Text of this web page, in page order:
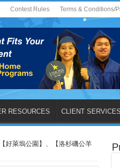
Contest Rules Terms & Conditions/
RESOURCES CLIENT SERVICES
好萊塢公園】、【洛杉磯公羊